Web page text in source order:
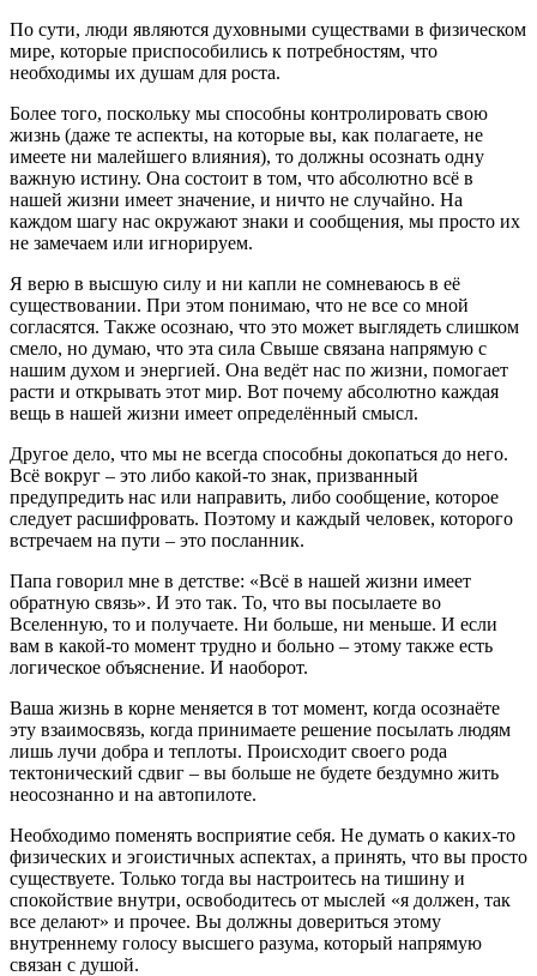
По сути, люди являются духовными существами в физическом
мире, которые приспособились к потребностям, что
необходимы их душам для роста.
Более того, поскольку мы способны контролировать свою
жизнь (даже те аспекты, на которые вы, как полагаете, не
имеете ни малейшего влияния), то должны осознать одну
важную истину. Она состоит в том, что абсолютно всё в
нашей жизни имеет значение, и ничто не случайно. На
каждом шагу нас окружают знаки и сообщения, мы просто их
не замечаем или игнорируем.
Я верю в высшую силу и ни капли не сомневаюсь в её
существовании. При этом понимаю, что не все со мной
согласятся. Также осознаю, что это может выглядеть слишком
смело, но думаю, что эта сила Свыше связана напрямую с
нашим духом и энергией. Она ведёт нас по жизни, помогает
расти и открывать этот мир. Вот почему абсолютно каждая
вещь в нашей жизни имеет определённый смысл.
Другое дело, что мы не всегда способны докопаться до него.
Всё вокруг – это либо какой-то знак, призванный
предупредить нас или направить, либо сообщение, которое
следует расшифровать. Поэтому и каждый человек, которого
встречаем на пути – это посланник.
Папа говорил мне в детстве: «Всё в нашей жизни имеет
обратную связь». И это так. То, что вы посылаете во
Вселенную, то и получаете. Ни больше, ни меньше. И если
вам в какой-то момент трудно и больно – этому также есть
логическое объяснение. И наоборот.
Ваша жизнь в корне меняется в тот момент, когда осознаёте
эту взаимосвязь, когда принимаете решение посылать людям
лишь лучи добра и теплоты. Происходит своего рода
тектонический сдвиг – вы больше не будете бездумно жить
неосознанно и на автопилоте.
Необходимо поменять восприятие себя. Не думать о каких-то
физических и эгоистичных аспектах, а принять, что вы просто
существуете. Только тогда вы настроитесь на тишину и
спокойствие внутри, освободитесь от мыслей «я должен, так
все делают» и прочее. Вы должны довериться этому
внутреннему голосу высшего разума, который напрямую
связан с душой.